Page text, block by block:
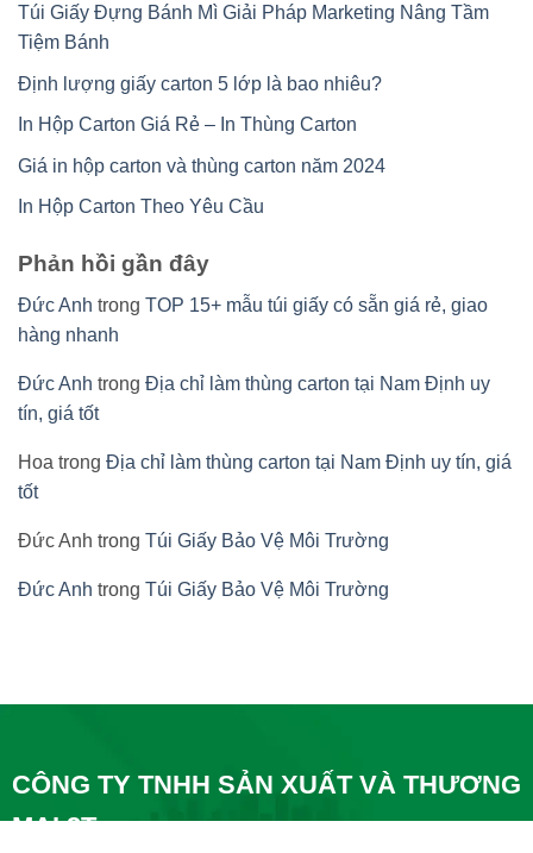
Túi Giấy Đựng Bánh Mì Giải Pháp Marketing Nâng Tầm
Tiệm Bánh
Định lượng giấy carton 5 lớp là bao nhiêu?
In Hộp Carton Giá Rẻ – In Thùng Carton
Giá in hộp carton và thùng carton năm 2024
In Hộp Carton Theo Yêu Cầu
Phản hồi gần đây
Đức Anh trong TOP 15+ mẫu túi giấy có sẵn giá rẻ, giao
hàng nhanh
Đức Anh trong Địa chỉ làm thùng carton tại Nam Định uy
tín, giá tốt
Hoa trong Địa chỉ làm thùng carton tại Nam Định uy tín, giá
tốt
Đức Anh trong Túi Giấy Bảo Vệ Môi Trường
Đức Anh trong Túi Giấy Bảo Vệ Môi Trường
CÔNG TY TNHH SẢN XUẤT VÀ THƯƠNG
MẠI 2T